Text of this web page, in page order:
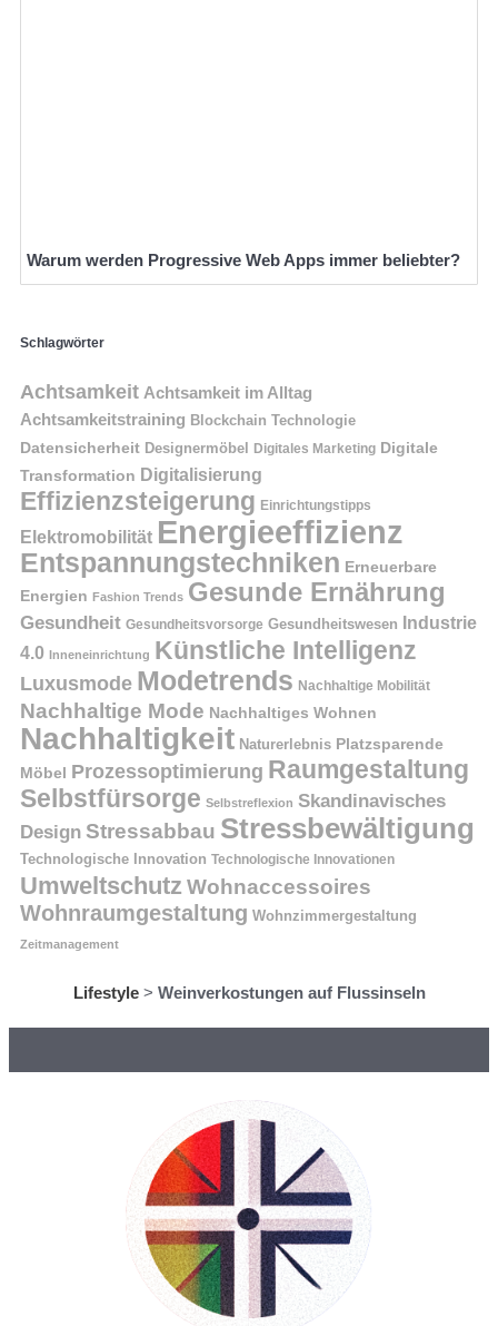
Warum werden Progressive Web Apps immer beliebter?
Schlagwörter
Achtsamkeit Achtsamkeit im Alltag
Achtsamkeitstraining Blockchain Technologie
Datensicherheit Designermöbel Digitales Marketing Digitale
Transformation Digitalisierung
Effizienzsteigerung Einrichtungstipps
Elektromobilität Energieeffizienz
Entspannungstechniken Erneuerbare
Energien Fashion Trends Gesunde Ernährung
Gesundheit Gesundheitsvorsorge Gesundheitswesen Industrie
4.0 Inneneinrichtung Künstliche Intelligenz
Luxusmode Modetrends Nachhaltige Mobilität
Nachhaltige Mode Nachhaltiges Wohnen
Nachhaltigkeit Naturerlebnis Platzsparende
Möbel
Prozessoptimierung Raumgestaltung
Selbstfürsorge Selbstreflexion Skandinavisches
Design Stressabbau Stressbewältigung
Technologische Innovation Technologische Innovationen
Umweltschutz Wohnaccessoires
Wohnraumgestaltung Wohnzimmergestaltung
Zeitmanagement
Lifestyle> Weinverkostungen auf Flussinseln